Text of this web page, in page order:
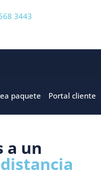
3443
Portal cliente
paquete
a un